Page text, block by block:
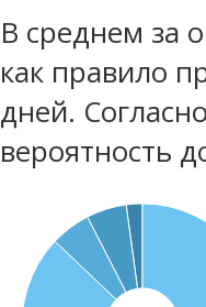
В среднем за
как правило
дней.
вероятность